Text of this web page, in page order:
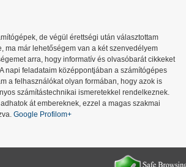
de végül érettségi után választottam
ma már lehetőségem van a két szenvedélyem
arra, hogy informatív és olvasóbarát cikkeket
napi feladataim középpontjában a számítógépes
a felhasználókat olyan formában, hogy azok is
számítástechnikai ismeretekkel rendelkeznek.
át embereknek, ezzel a magas szakmai
Google Profilom+